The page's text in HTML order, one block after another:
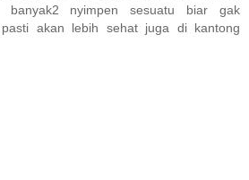
banyak2 nyimpen sesuatu biar gak
akan lebih sehat juga di kantong